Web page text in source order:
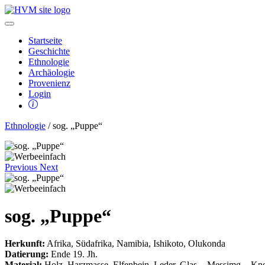
Startseite
Geschichte
Ethnologie
Archäologie
Provenienz
Login
Ethnologie / sog. „Puppe“
Previous Next
sog. „Puppe“
Herkunft: Afrika, Südafrika, Namibia, Ishikoto, Olukonda
Datierung: Ende 19. Jh.